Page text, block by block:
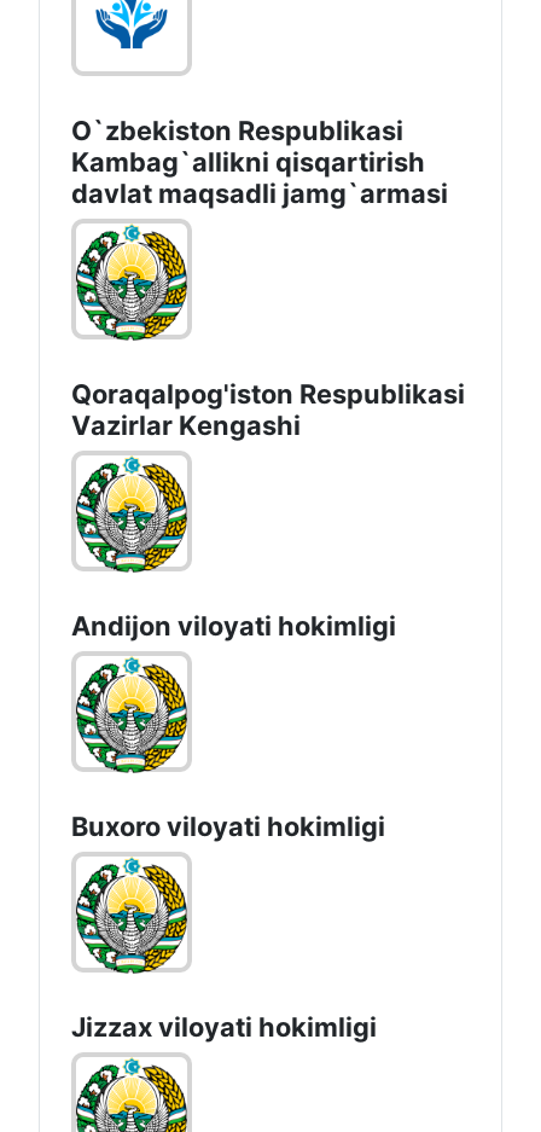
O`zbekiston Respublikasi
Kambag`allikni qisqartirish
davlat maqsadli jamg`armasi
Qoraqalpog'iston Rеspublikаsi
Vаzirlаr Kеngаshi
Andijon vilоyati hоkimligi
Buxoro viloyati hokimligi
Jizzах vilоyati hоkimligi